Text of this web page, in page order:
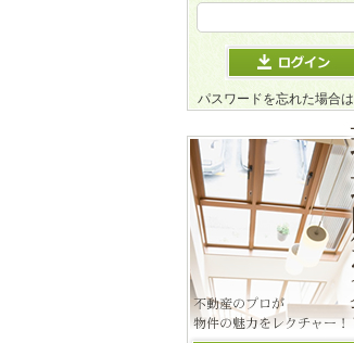
パスワードを忘れた場合は